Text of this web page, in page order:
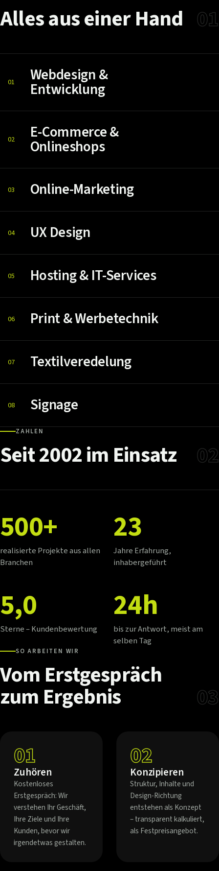
AllesauseinerHand 01
01 Webdesign &
Entwicklung
02 E-Commerce &
Onlineshops
03 Online-Marketing
04 UX Design
05 Hosting & IT-Services
06 Print & Werbetechnik
07 Textilveredelung
08 Signage
ZAHLEN
Seit2002im Einsatz 02
500+
realisierte Projekte aus allen
Branchen
23
Jahre Erfahrung,
inhabergeführt
5,0
Sterne – Kundenbewertung
24h
bis zur Antwort, meist am
selben Tag
SO ARBEITEN WIR
Vom Erstgespräch
zum Ergebnis
03
01
Zuhören
Kostenloses
Erstgespräch: Wir
verstehen Ihr Geschäft,
Ihre Ziele und Ihre
Kunden, bevor wir
irgendetwas gestalten.
02
Konzipieren
Struktur, Inhalte und
Design-Richtung
entstehen als Konzept
– transparent kalkuliert,
als Festpreisangebot.